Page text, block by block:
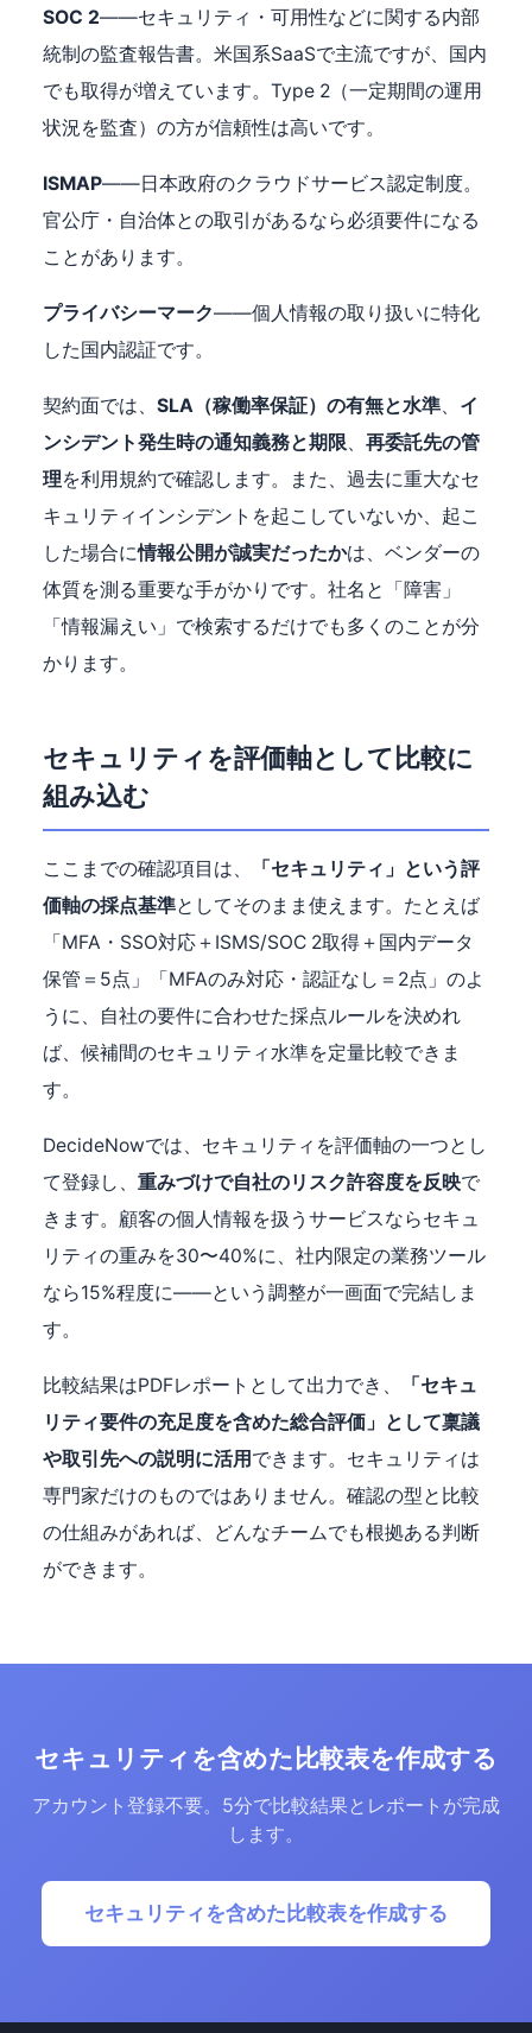
SOC 2——セキュリティ・可用性などに関する内部
統制の監査報告書。米国系SaaSで主流ですが、国内
でも取得が増えています。Type 2（一定期間の運用
状況を監査）の方が信頼性は高いです。
ISMAP——日本政府のクラウドサービス認定制度。
官公庁・自治体との取引があるなら必須要件になる
ことがあります。
プライバシーマーク——個人情報の取り扱いに特化
した国内認証です。
契約面では、 SLA（稼働率保証）の有無と水準、 イ
ンシデント発生時の通知義務と期限、 再委託先の管
理を利用規約で確認します。また、過去に重大なセ
キュリティインシデントを起こしていないか、起こ
した場合に情報公開が誠実だったかは、ベンダーの
体質を測る重要な手がかりです。社名と「障害」
「情報漏えい」で検索するだけでも多くのことが分
かります。
セキュリティを評価軸として比較に
組み込む
ここまでの確認項目は、
「セキュリティ」という評
価軸の採点基準としてそのまま使えます。たとえば
「MFA・SSO対応＋ISMS/SOC 2取得＋国内データ
保管＝5点」「MFAのみ対応・認証なし＝2点」のよ
うに、自社の要件に合わせた採点ルールを決めれ
ば、候補間のセキュリティ水準を定量比較できま
す。
DecideNowでは、セキュリティを評価軸の一つとし
て登録し、 重みづけで自社のリスク許容度を反映で
きます。顧客の個人情報を扱うサービスならセキュ
リティの重みを30〜40%に、社内限定の業務ツール
なら15%程度に——という調整が一画面で完結しま
す。
比較結果はPDFレポートとして出力でき、
「セキュ
リティ要件の充足度を含めた総合評価」として稟議
や取引先への説明に活用 できます。セキュリティは
専門家だけのものではありません。確認の型と比較
の仕組みがあれば、どんなチームでも根拠ある判断
ができます。
セキュリティを含めた比較表を作成する
アカウント登録不要。5分で比較結果とレポートが完成
します。
セキュリティを含めた比較表を作成する